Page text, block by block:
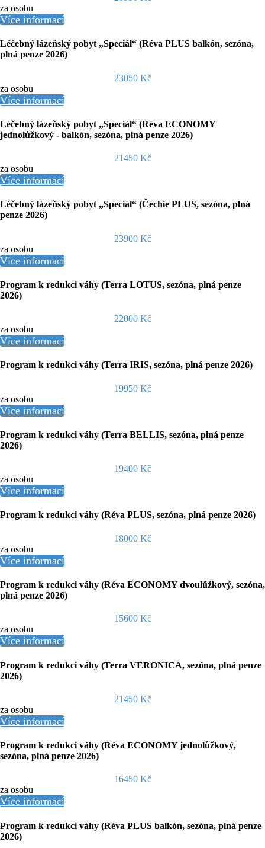
za osobu
Více informací
Léčebný lázeňský pobyt „Speciál“ (Réva PLUS balkón, sezóna,
plná penze 2026)
23050 Kč
za osobu
Více informací
Léčebný lázeňský pobyt „Speciál“ (Réva ECONOMY
jednolůžkový - balkón, sezóna, plná penze 2026)
21450 Kč
za osobu
Více informací
Léčebný lázeňský pobyt „Speciál“ (Čechie PLUS, sezóna, plná
penze 2026)
23900 Kč
za osobu
Více informací
Program k redukci váhy (Terra LOTUS, sezóna, plná penze
2026)
22000 Kč
za osobu
Více informací
Program k redukci váhy (Terra IRIS, sezóna, plná penze 2026)
19950 Kč
za osobu
Více informací
Program k redukci váhy (Terra BELLIS, sezóna, plná penze
2026)
19400 Kč
za osobu
Více informací
Program k redukci váhy (Réva PLUS, sezóna, plná penze 2026)
18000 Kč
za osobu
Více informací
Program k redukci váhy (Réva ECONOMY dvoulůžkový, sezóna,
plná penze 2026)
15600 Kč
za osobu
Více informací
Program k redukci váhy (Terra VERONICA, sezóna, plná penze
2026)
21450 Kč
za osobu
Více informací
Program k redukci váhy (Réva ECONOMY jednolůžkový,
sezóna, plná penze 2026)
16450 Kč
za osobu
Více informací
Program k redukci váhy (Réva PLUS balkón, sezóna, plná penze
2026)